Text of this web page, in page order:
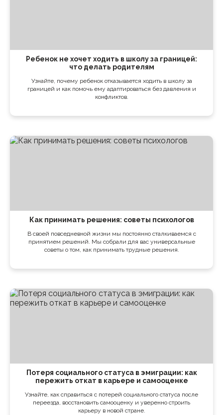
Ребенок не хочет ходить в школу за границей:
что делать родителям
Узнайте, почему ребенок отказывается ходить в школу за
границей и как помочь ему адаптироваться без давления и
конфликтов.
Как принимать решения: советы психологов
В своей повседневной жизни мы постоянно сталкиваемся с
принятием решений. Мы собрали для вас универсальные
советы о том, как принимать трудные решения.
Потеря социального статуса в эмиграции: как
пережить откат в карьере и самооценке
Узнайте, как справиться с потерей социального статуса после
переезда, восстановить самооценку и уверенно строить
карьеру в новой стране.